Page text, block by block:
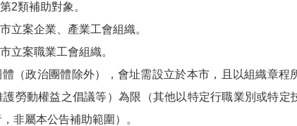
2類補助對象。
立案企業、產業工會組織。
立案職業工會組織。
（政治團體除外），會址需設立於本市，且以組織章程
勞動權益之倡議等）為限（其他以特定行職業別或特定
非屬本公告補助範圍）。